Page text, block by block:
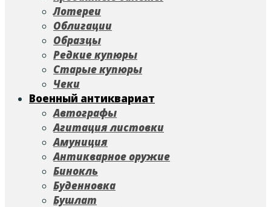
Лотереи
Облигации
Образцы
Редкие купюры
Старые купюры
Чеки
Военный антиквариат
Автографы
Агитация листовки
Амуниция
Антикварное оружие
Бинокль
Буденновка
Бушлат